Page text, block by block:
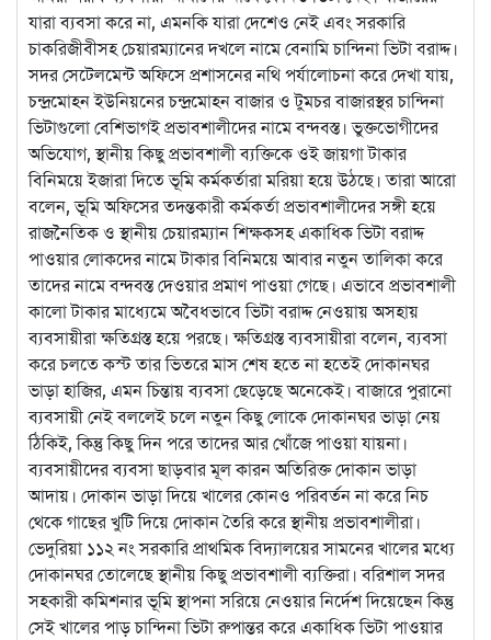
যারা ব্যবসা করে না, এমনকি যারা দেশেও নেই এবং সরকারি
চাকরিজীবীসহ চেয়ারম্যানের দখলে নামে বেনামি চান্দিনা ভিটা বরাদ্দ।
সদর সেটেলমেন্ট অফিসে প্রশাসনের নথি পর্যালোচনা করে দেখা যায়,
চন্দ্রমোহন ইউনিয়নের চন্দ্রমোহন বাজার ও টুমচর বাজারস্থর চান্দিনা
ভিটাগুলো বেশিভাগই প্রভাবশালীদের নামে বন্দবস্ত। ভুক্তভোগীদের
অভিযোগ, স্থানীয় কিছু প্রভাবশালী ব্যক্তিকে ওই জায়গা টাকার
বিনিময়ে ইজারা দিতে ভূমি কর্মকর্তারা মরিয়া হয়ে উঠছে। তারা আরো
বলেন, ভূমি অফিসের তদন্তকারী কর্মকর্তা প্রভাবশালীদের সঙ্গী হয়ে
রাজনৈতিক ও স্থানীয় চেয়ারম্যান শিক্ষকসহ একাধিক ভিটা বরাদ্দ
পাওয়ার লোকদের নামে টাকার বিনিময়ে আবার নতুন তালিকা করে
তাদের নামে বন্দবস্ত দেওয়ার প্রমাণ পাওয়া গেছে। এভাবে প্রভাবশালী
কালো টাকার মাধ্যেমে অবৈধভাবে ভিটা বরাদ্দ নেওয়ায় অসহায়
ব্যবসায়ীরা ক্ষতিগ্রস্ত হয়ে পরছে। ক্ষতিগ্রস্ত ব্যবসায়ীরা বলেন, ব্যবসা
করে চলতে কস্ট তার ভিতরে মাস শেষ হতে না হতেই দোকানঘর
ভাড়া হাজির, এমন চিন্তায় ব্যবসা ছেড়েছে অনেকেই। বাজারে পুরানো
ব্যবসায়ী নেই বললেই চলে নতুন কিছু লোকে দোকানঘর ভাড়া নেয়
ঠিকিই, কিন্তু কিছু দিন পরে তাদের আর খোঁজে পাওয়া যায়না।
ব্যবসায়ীদের ব্যবসা ছাড়বার মূল কারন অতিরিক্ত দোকান ভাড়া
আদায়। দোকান ভাড়া দিয়ে খালের কোনও পরিবর্তন না করে নিচ
থেকে গাছের খুটি দিয়ে দোকান তৈরি করে স্থানীয় প্রভাবশালীরা।
ভেদুরিয়া ১১২ নং সরকারি প্রাথমিক বিদ্যালয়ের সামনের খালের মধ্যে
দোকানঘর তোলেছে স্থানীয় কিছু প্রভাবশালী ব্যক্তিরা। বরিশাল সদর
সহকারী কমিশনার ভূমি স্থাপনা সরিয়ে নেওয়ার নির্দেশ দিয়েছেন কিন্তু
সেই খালের পাড় চান্দিনা ভিটা রুপান্তর করে একাধিক ভিটা পাওয়ার